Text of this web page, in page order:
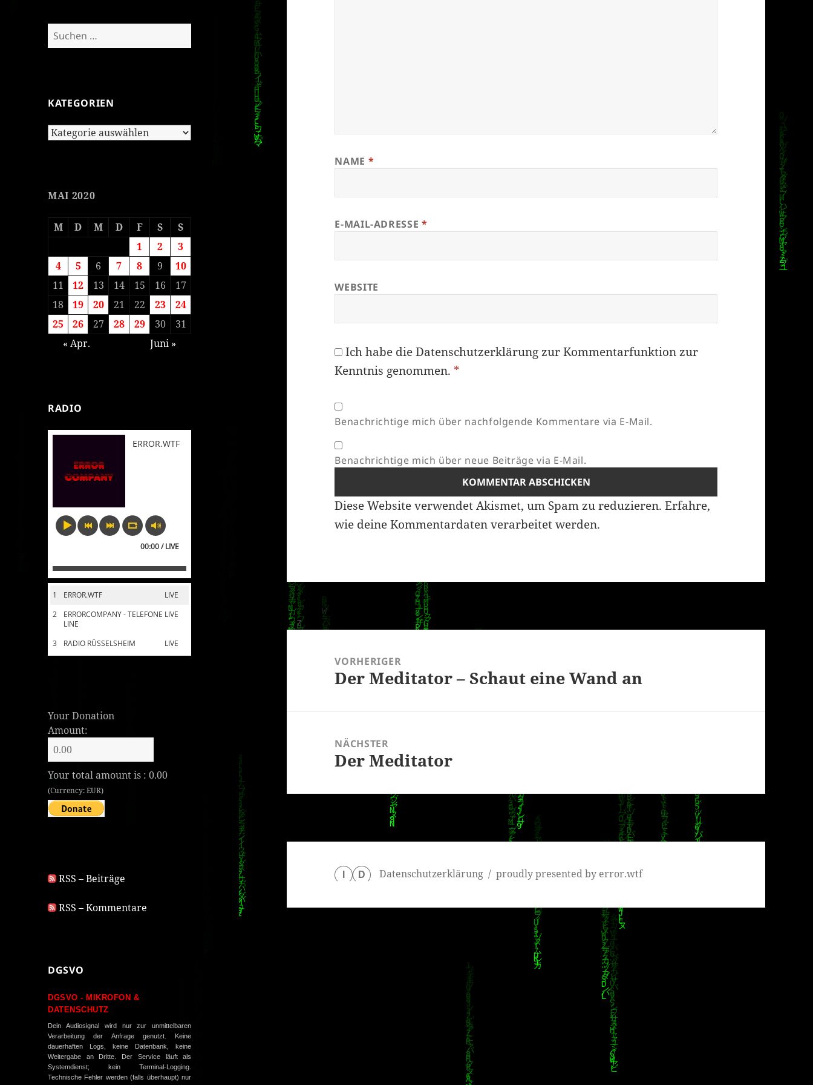
Suchen
nach:
KATEGORIEN
Kategorien
MAI 2020
M D M D F S
S
1
2
3
4
5 6 7 8 9
10
11
12 13 14 15 16
17
18
19 20 21 22 23
24
25
26 27 28 29 30
31
« Apr.
Juni »
RADIO
ERROR.WTF
00:00 / LIVE
1 LIVE
ERROR.WTF
2
LIVE
ERRORCOMPANY - TELEFONE
LINE
3
LIVE
RADIO RÜSSELSHEIM
Your Donation
Amount:
Your total amount is :0.00
(Currency: EUR)
RSS – Beiträge
RSS – Kommentare
DGSVO
DGSVO - MIKROFON &
DATENSCHUTZ
Dein Audiosignal wird nur zur unmittelbaren
Verarbeitung der Anfrage genutzt. Keine
dauerhaften Logs, keine Datenbank, keine
Weitergabe an Dritte. Der Service läuft als
Systemdienst; kein Terminal-Logging.
Technische Fehler werden (falls überhaupt) nur
NAME *
E-MAIL-ADRESSE *
WEBSITE
Ich habe dieDatenschutzerklärungzur Kommentarfunktion zur
Kenntnis genommen. *
Benachrichtige mich über nachfolgende Kommentare via E-Mail.
Benachrichtige mich über neue Beiträge via E-Mail.
Diese Website verwendet Akismet, um Spam zu reduzieren.Erfahre,
wie deine Kommentardaten verarbeitet werden.
VORHERIGER
Vorheriger
Der Meditator – Schaut eine Wand an
NÄCHSTER
Nächster
Der Meditator
D Datenschutzerklärung proudly presented by error.wtf